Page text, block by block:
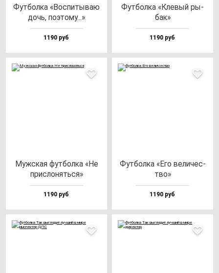
Фут­бол­ка «Вос­пи­ты­ваю
дочь, по­это­му...»
1190 руб
Фут­бол­ка «Кле­вый ры­
бак»
1190 руб
Муж­ская фут­бол­ка «Не
прис­ло­нять­ся»
1190 руб
Фут­бол­ка «Его ве­ли­чес­
тво»
1190 руб